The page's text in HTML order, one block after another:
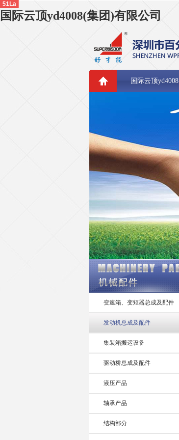
51La
国际云顶yd4008(集团)有限公司
国际云顶yd4008
变速箱、变矩器总成及配件
发动机总成及配件
集装箱搬运设备
驱动桥总成及配件
液压产品
轴承产品
结构部分